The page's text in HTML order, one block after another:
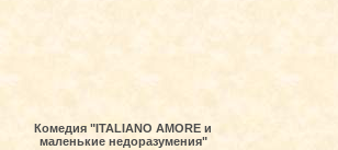
Комедия "ITALIANO AMORE и
маленькие недоразумения"